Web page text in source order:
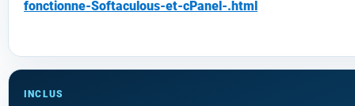
fonctionne-Softaculous-et-cPanel-.html
INCLUS